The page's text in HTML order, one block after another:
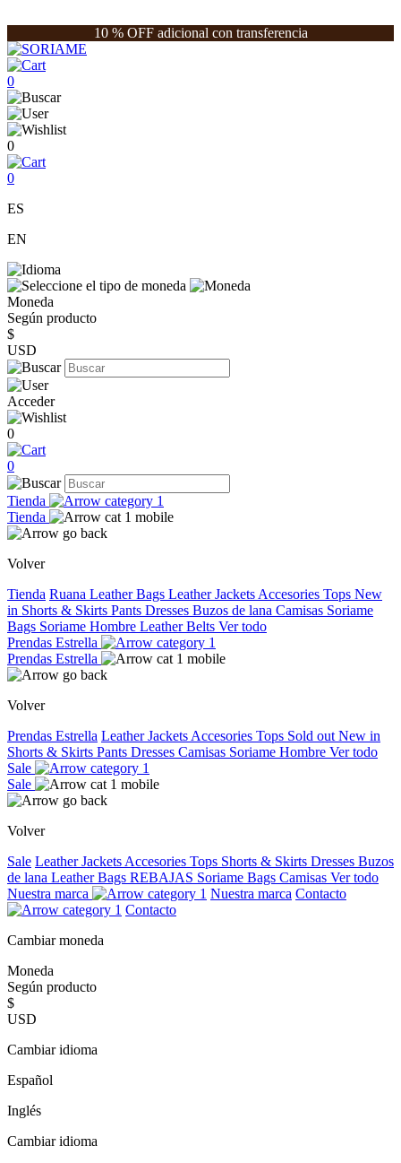
10 % OFF adicional con transferencia
0
0
0
ES
EN
Moneda
Según producto
$
USD
Acceder
0
0
Tienda
Tienda
Volver
Tienda Ruana Leather Bags Leather Jackets Accesories Tops New
in Shorts & Skirts Pants Dresses Buzos de lana Camisas Soriame
Bags Soriame Hombre Leather Belts Ver todo
Prendas Estrella
Prendas Estrella
Volver
Prendas Estrella Leather Jackets Accesories Tops Sold out New in
Shorts & Skirts Pants Dresses Camisas Soriame Hombre Ver todo
Sale
Sale
Volver
Sale Leather Jackets Accesories Tops Shorts & Skirts Dresses Buzos
de lana Leather Bags REBAJAS Soriame Bags Camisas Ver todo
Nuestra marca
Nuestra marca Contacto
Contacto
Cambiar moneda
Moneda
Según producto
$
USD
Cambiar idioma
Español
Inglés
Cambiar idioma